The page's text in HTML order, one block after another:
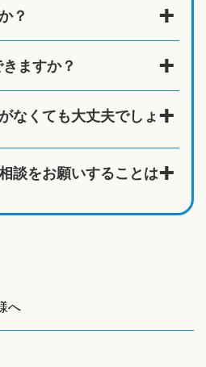
？
ますか？
なくても大丈夫でしょ
談をお願いすることは
へ